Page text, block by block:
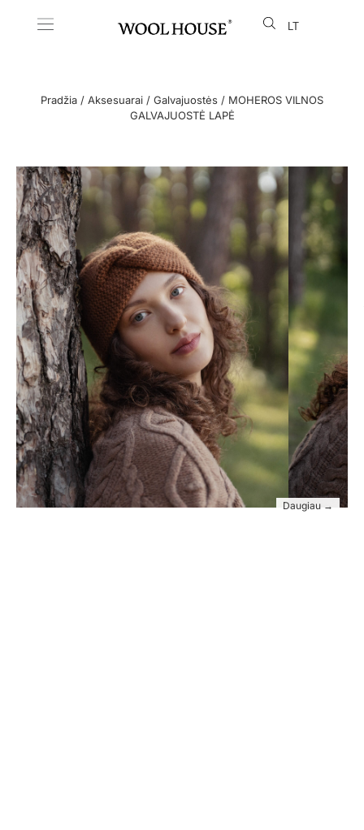
LT
EN
Pradžia / Aksesuarai / Galvajuostės / MOHEROS VILNOS
GALVAJUOSTĖ LAPĖ